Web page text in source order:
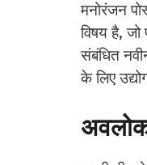
मनोरंजन
विषय है,
संबंधित
के लिए